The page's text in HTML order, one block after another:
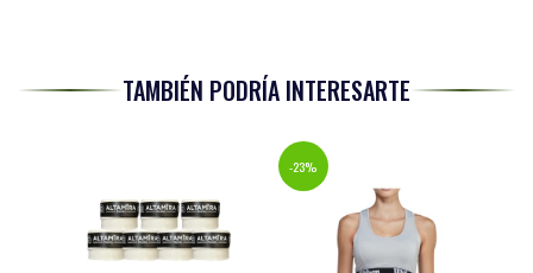
TAMBIÉN PODRÍA INTERESARTE
-23%